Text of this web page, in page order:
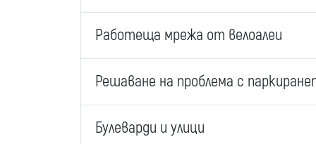
Работеща мрежа от велоалеи
Решаване на проблема с
Булеварди и улици